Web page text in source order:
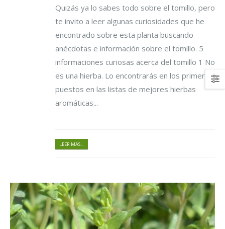
Quizás ya lo sabes todo sobre el tomillo, pero
te invito a leer algunas curiosidades que he
encontrado sobre esta planta buscando
anécdotas e información sobre el tomillo. 5
informaciones curiosas acerca del tomillo 1 No
es una hierba. Lo encontrarás en los primeros
puestos en las listas de mejores hierbas
aromáticas...
LEER MÁS...